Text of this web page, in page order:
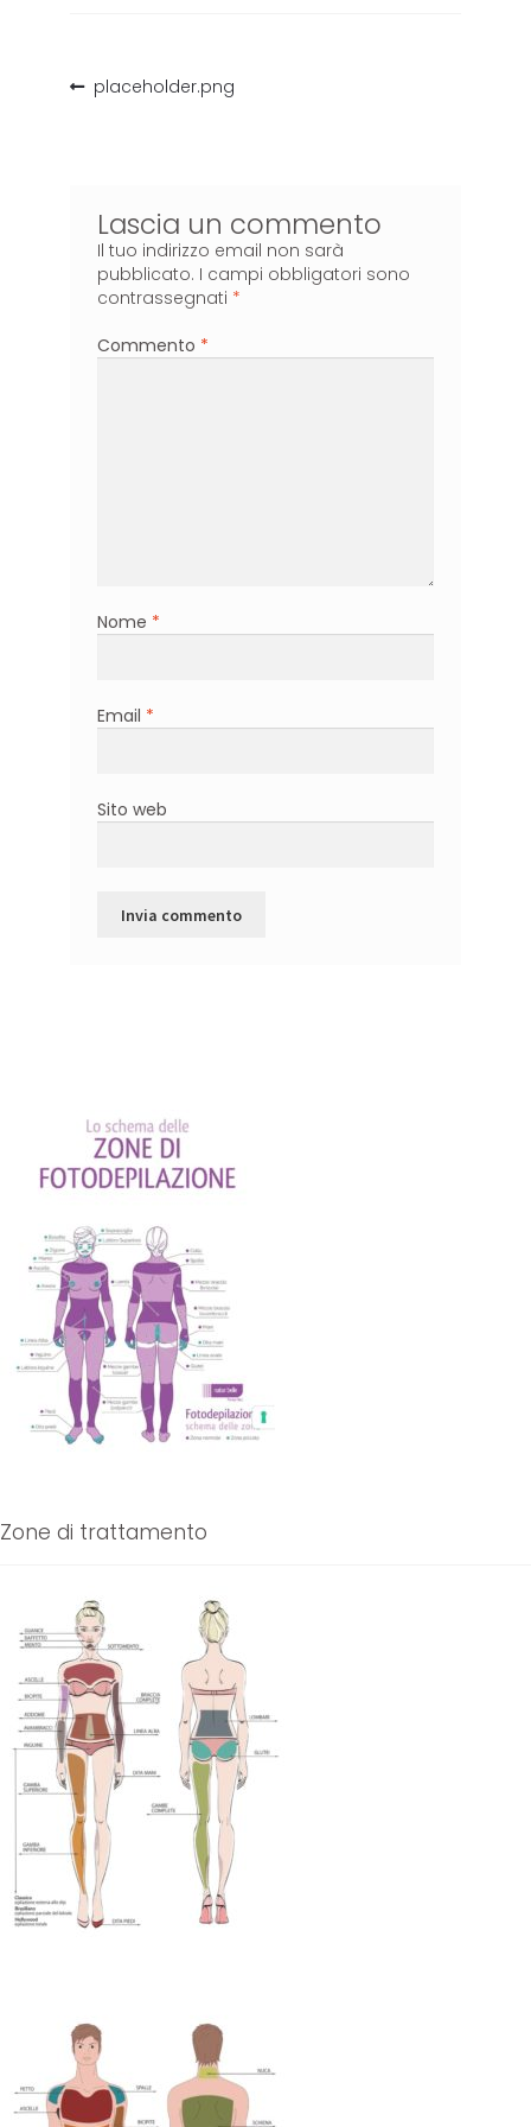
placeholder.png
Lascia un commento
Il tuo indirizzo email non sarà
pubblicato. I campi obbligatori sono
contrassegnati *
Commento *
Nome *
Email *
Sito web
Zone di trattamento